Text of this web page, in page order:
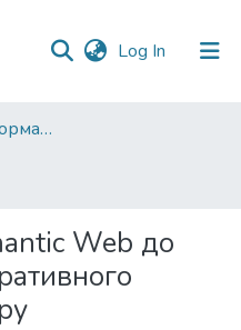
Log In (current)
003. Факультет інформатики
Web до